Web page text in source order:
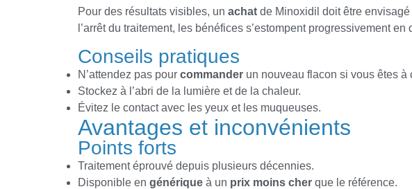
Pour des résultats visibles, un achat de Minoxidil doit être
l’arrêt du traitement, les bénéfices s’estompent progressivement en
Conseils pratiques
N’attendez pas pour commander un nouveau flacon si vous êtes à
Stockez à l’abri de la lumière et de la chaleur.
Évitez le contact avec les yeux et les muqueuses.
Avantages et inconvénients
Points forts
Traitement éprouvé depuis plusieurs décennies.
Disponible en générique à un prix moins cher que le référence.